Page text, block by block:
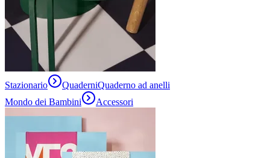
Stazionario QuaderniQuaderno ad anelli
Mondo dei Bambini
Accessori